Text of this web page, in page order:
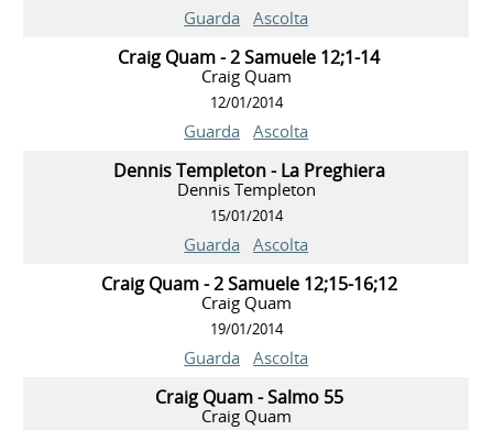
Guarda Ascolta
Craig Quam - 2 Samuele 12;1-14
Craig Quam
12/01/2014
Guarda Ascolta
Dennis Templeton - La Preghiera
Dennis Templeton
15/01/2014
Guarda Ascolta
Craig Quam - 2 Samuele 12;15-16;12
Craig Quam
19/01/2014
Guarda Ascolta
Craig Quam - Salmo 55
Craig Quam